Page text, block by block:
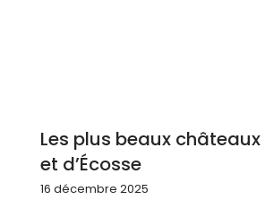
Les plus beaux châteaux
et d’Écosse
16 décembre 2025